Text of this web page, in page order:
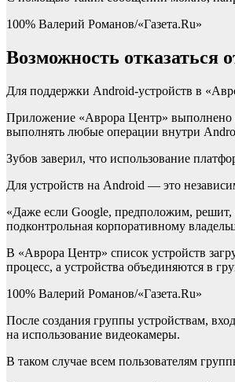
100% Валерий Романов/«Газета.Ru»
Возможность отказаться
Для поддержки Android-устройств в
Приложение «Аврора Центр» выполнено
выполнять любые операции внутри
Зубов заверил, что использование
Для устройств на Android — это
«Даже если Google, предположим, решит,
подконтрольная корпоративному
В «Аврора Центр» список устройств
процесс, а устройства объединяются в
100% Валерий Романов/«Газета.Ru»
После создания группы устройствам,
на использование видеокамеры.
В таком случае всем пользователям